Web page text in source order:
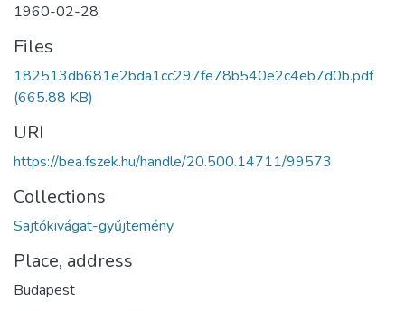
1960-02-28
Files
182513db681e2bda1cc297fe78b540e2c4eb7d0b.pdf
(665.88 KB)
URI
https://bea.fszek.hu/handle/20.500.14711/99573
Collections
Sajtókivágat-gyűjtemény
Place, address
Budapest